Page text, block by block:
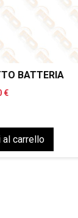
BATTERIA
€
al carrello